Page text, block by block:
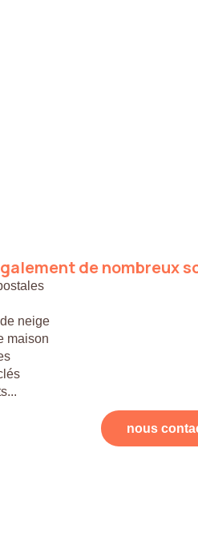
denombreux
neige
maison
nous